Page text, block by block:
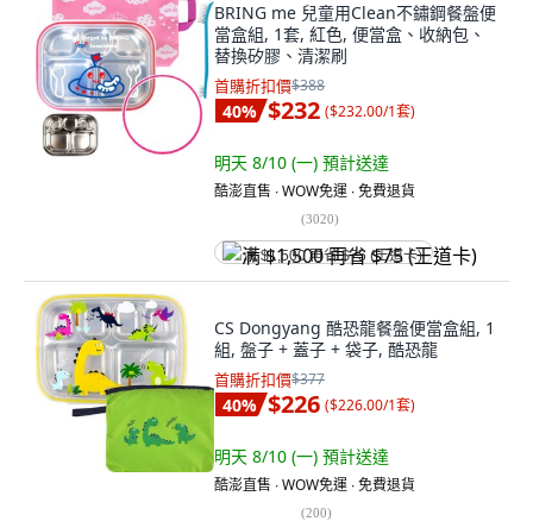
BRING me 兒童用Clean不鏽鋼餐盤便
當盒組, 1套, 紅色, 便當盒、收納包、
替換矽膠、清潔刷
首購折扣價$388
40% $232 ($232.00/1套)
明天 8/10 (一) 預計送達
酷澎直售 ∙ WOW免運 ∙ 免費退貨
(3020)
满 $1,500 再省 $75 (王道卡)
CS Dongyang 酷恐龍餐盤便當盒組, 1
組, 盤子 + 蓋子 + 袋子, 酷恐龍
首購折扣價$377
40% $226 ($226.00/1套)
明天 8/10 (一) 預計送達
酷澎直售 ∙ WOW免運 ∙ 免費退貨
(200)